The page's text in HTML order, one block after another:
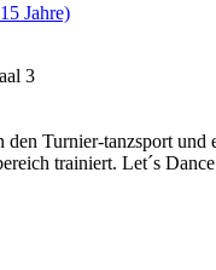
Jahre)
3
den Turnier-tanzsport
trainiert. Let´s